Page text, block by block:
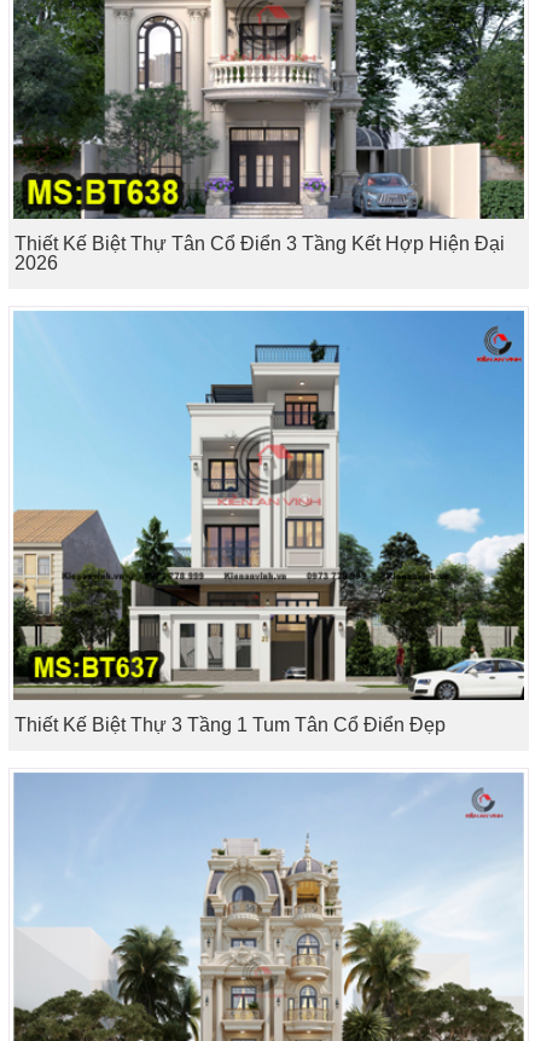
Thiết Kế Biệt Thự Tân Cổ Điển 3 Tầng Kết Hợp Hiện Đại
2026
Thiết Kế Biệt Thự 3 Tầng 1 Tum Tân Cổ Điển Đẹp